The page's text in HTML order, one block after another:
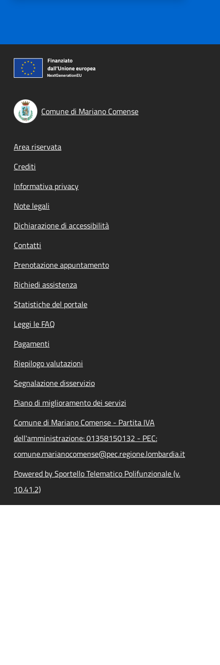
Comune di Mariano Comense
Footer menu
Area riservata
Crediti
Informativa privacy
Note legali
Dichiarazione di accessibilità
Contatti
Prenotazione appuntamento
Richiedi assistenza
Statistiche del portale
Leggi le FAQ
Pagamenti
Riepilogo valutazioni
Segnalazione disservizio
Piano di miglioramento dei servizi
Comune di Mariano Comense - Partita IVA
dell'amministrazione: 01358150132 - PEC:
comune.marianocomense@pec.regione.lombardia.it
Powered by Sportello Telematico Polifunzionale (v.
10.41.2)